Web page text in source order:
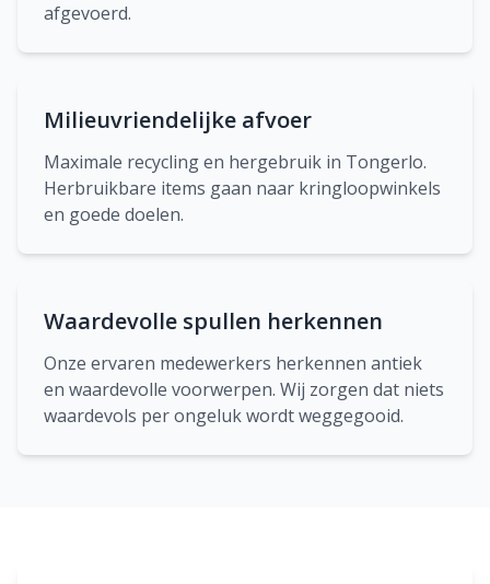
afgevoerd.
Milieuvriendelijke afvoer
Maximale recycling en hergebruik in Tongerlo.
Herbruikbare items gaan naar kringloopwinkels
en goede doelen.
Waardevolle spullen herkennen
Onze ervaren medewerkers herkennen antiek
en waardevolle voorwerpen. Wij zorgen dat niets
waardevols per ongeluk wordt weggegooid.